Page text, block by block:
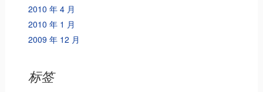
2010 年 4 月
2010 年 1 月
2009 年 12 月
标签